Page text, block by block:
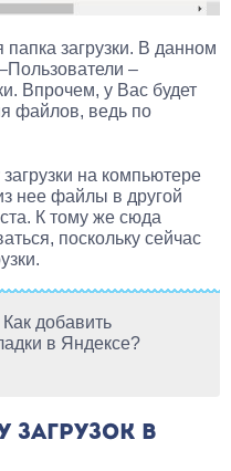
папка загрузки. В данном
–
Впрочем, у Вас будет
файлов, ведь по
на компьютере
нее файлы в другой
К тому же сюда
поскольку сейчас
добавить
в Яндексе?
ЗАГРУЗОК В